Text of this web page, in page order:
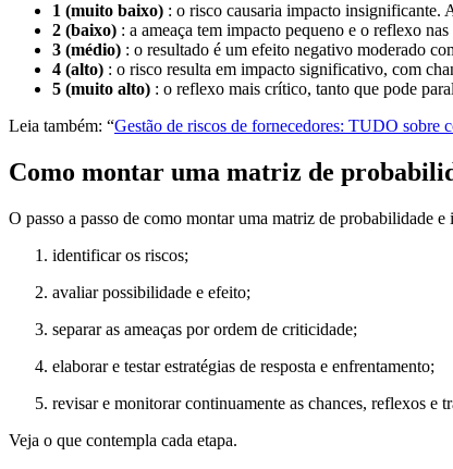
1 (muito baixo) : o risco causaria impacto insignificante.
2 (baixo) : a ameaça tem impacto pequeno e o reflexo
3 (médio) : o resultado é um efeito negativo moderado
4 (alto) : o risco resulta em impacto significativo, com
5 (muito alto) : o reflexo mais crítico, tanto que pode
Leia também: “Gestão de riscos de fornecedores: TUDO sobre
Como montar uma matriz de
O passo a passo de como montar uma matriz de probabilidade
identificar os riscos;
avaliar possibilidade e efeito;
separar as ameaças por ordem de criticidade;
elaborar e testar estratégias de resposta e enfrentamento;
revisar e monitorar continuamente as chances, reflexos e
Veja o que contempla cada etapa.